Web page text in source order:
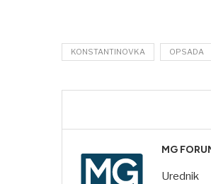
KONSTANTINOVKA OPSADA
MG
Urednik